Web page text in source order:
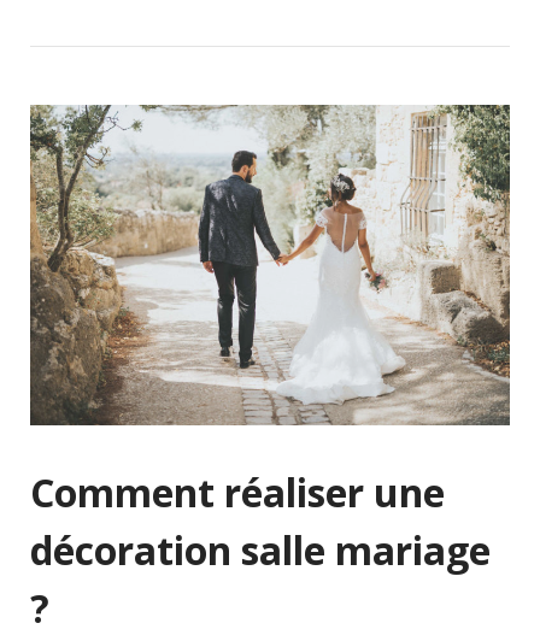
Comment réaliser une
décoration salle mariage
?